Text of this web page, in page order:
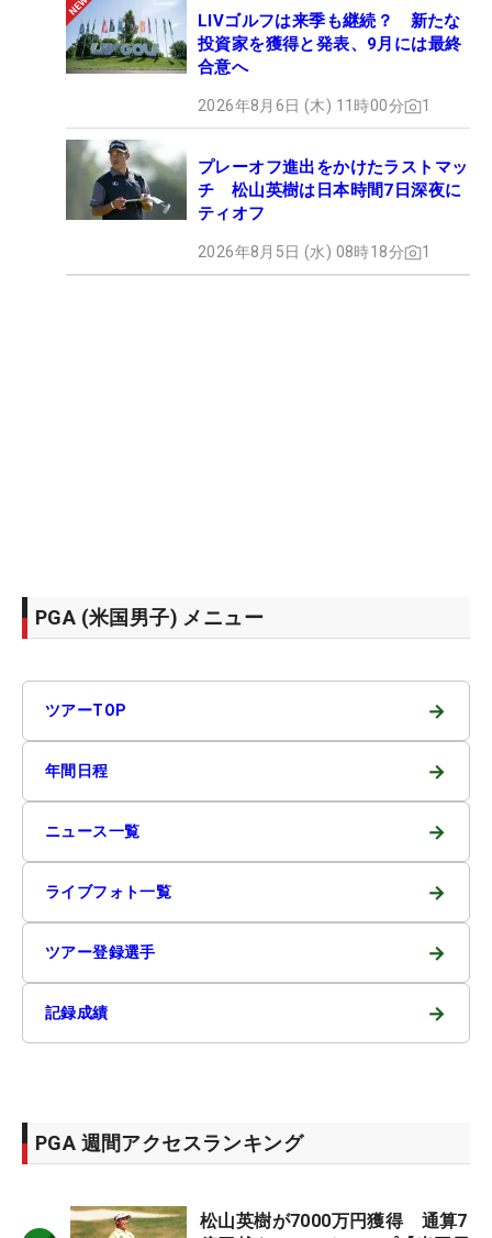
LIVゴルフは来季も継続？ 新たな
投資家を獲得と発表、9月には最終
合意へ
2026年8月6日 (木) 11時00分 1
プレーオフ進出をかけたラストマッ
チ 松山英樹は日本時間7日深夜に
ティオフ
2026年8月5日 (水) 08時18分 1
PGA (米国男子) メニュー
ツアーTOP →
年間日程 →
ニュース一覧 →
ライブフォト一覧 →
ツアー登録選手 →
記録成績 →
PGA 週間アクセスランキング
松山英樹が7000万円獲得 通算7